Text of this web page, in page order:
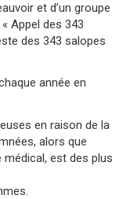
et d’un groupe
Appel des 343
des 343 salopes
année en
en raison de la
alors que
est des plus